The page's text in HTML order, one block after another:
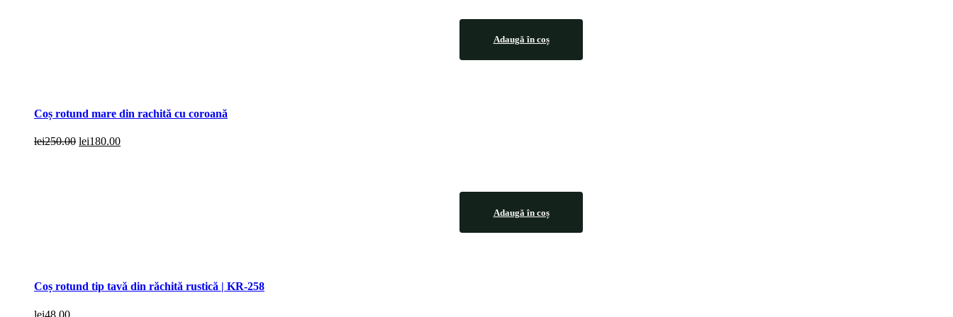
Adaugă în coș
Coș rotund mare din rachită cu coroană
lei250.00 Prețul
lei180.00Prețul
Adaugă în coș
Coș rotund tip tavă din răchită rustică | KR-258
lei48.00